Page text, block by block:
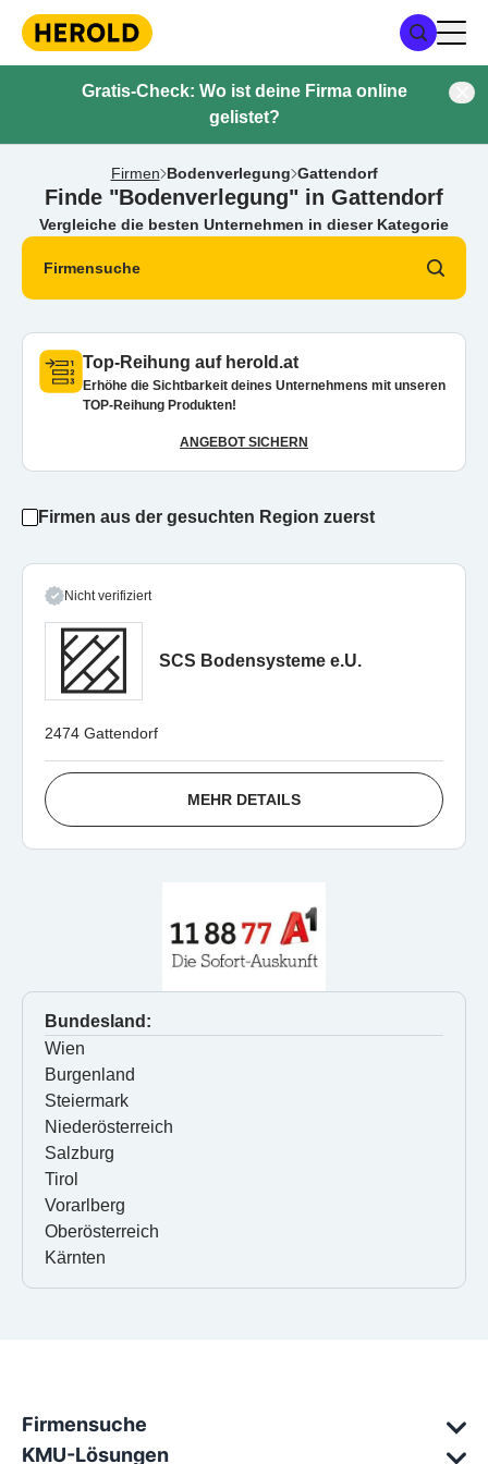
Gratis-Check: Wo ist deine Firma online
gelistet?
Firmen Bodenverlegung Gattendorf
Finde "Bodenverlegung" in Gattendorf
Vergleiche die besten Unternehmen in dieser Kategorie
Firmensuche
Top-Reihung auf herold.at
Erhöhe die Sichtbarkeit deines Unternehmens mit unseren
TOP-Reihung Produkten!
ANGEBOT SICHERN
Firmen aus der gesuchten Region zuerst
Nicht verifiziert
SCS Bodensysteme e.U.
2474 Gattendorf
MEHR DETAILS
Bundesland:
Wien
Burgenland
Steiermark
Niederösterreich
Salzburg
Tirol
Vorarlberg
Oberösterreich
Kärnten
Firmensuche
KMU-Lösungen